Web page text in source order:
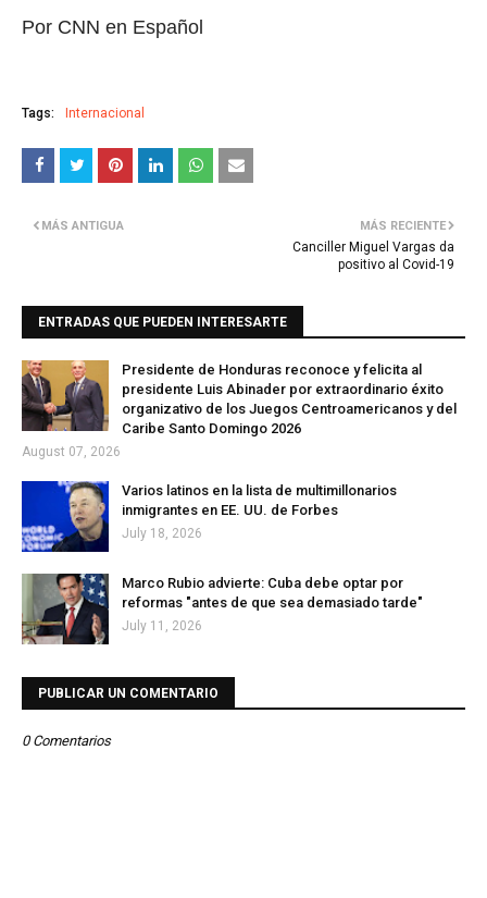
Por CNN en Español
Tags: Internacional
MÁS RECIENTE
Canciller Miguel Vargas da
positivo al Covid-19
MÁS ANTIGUA
ENTRADAS QUE PUEDEN INTERESARTE
Presidente de Honduras reconoce y felicita al
presidente Luis Abinader por extraordinario éxito
organizativo de los Juegos Centroamericanos y del
Caribe Santo Domingo 2026
August 07, 2026
Varios latinos en la lista de multimillonarios
inmigrantes en EE. UU. de Forbes
July 18, 2026
Marco Rubio advierte: Cuba debe optar por
reformas "antes de que sea demasiado tarde"
July 11, 2026
PUBLICAR UN COMENTARIO
0 Comentarios